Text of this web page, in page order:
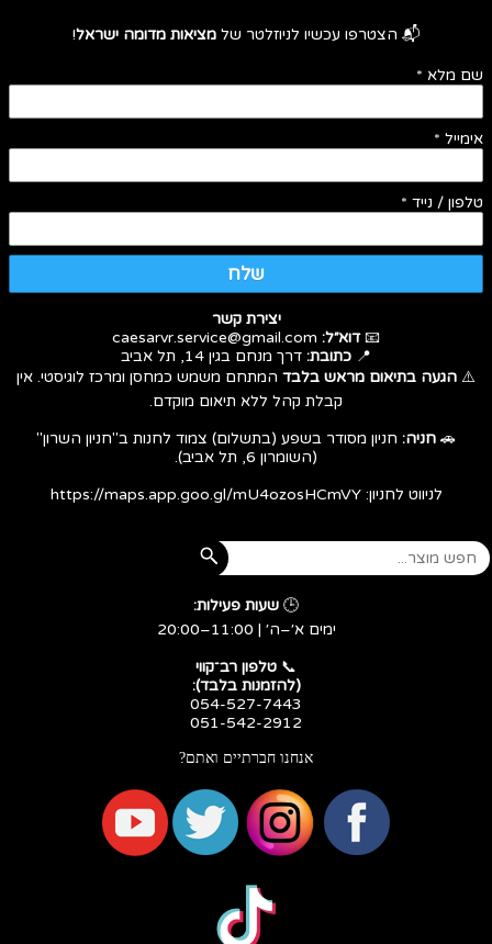
📬 הצטרפו עכשיו לניוזלטר של מציאות מדומה ישראל!
שם מלא *
אימייל *
טלפון / נייד *
שלח
יצירת קשר
📧דוא״ל:
📍 כתובת: דרך מנחם בגין 14, תל אביב
⚠️ הגעה בתיאום מראש בלבד המתחם משמש כמחסן ומרכז לוגיסטי. אין
קבלת קהל ללא תיאום מוקדם.
🚗 חניה: חניון מסודר בשפע (בתשלום) צמוד לחנות ב"חניון השרון"
(השומרון 6, תל אביב).
לניווט לחניון:https://maps.app.goo.gl/mU4ozosHCmVY
🕒 שעות פעילות:
ימים א׳–ה׳ | 11:00–20:00
​​​​​​​📞 טלפון רב־קווי
(להזמנות בלבד):
054-527-7443
051-542-2912
אנחנו חברתיים ואתם?